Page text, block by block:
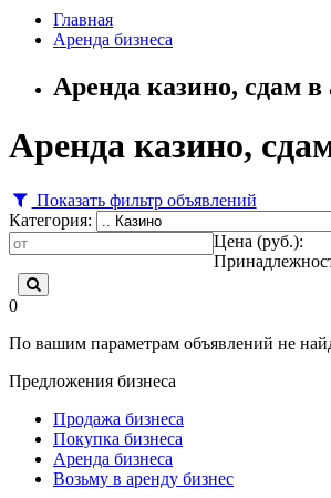
Главная
Аренда бизнеса
Аренда казино, сдам
Аренда казино,
Показать фильтр объявлений
Категория:
Цена (руб.):
0
По вашим параметрам объявлений не
Предложения бизнеса
Продажа бизнеса
Покупка бизнеса
Аренда бизнеса
Возьму в аренду бизнес